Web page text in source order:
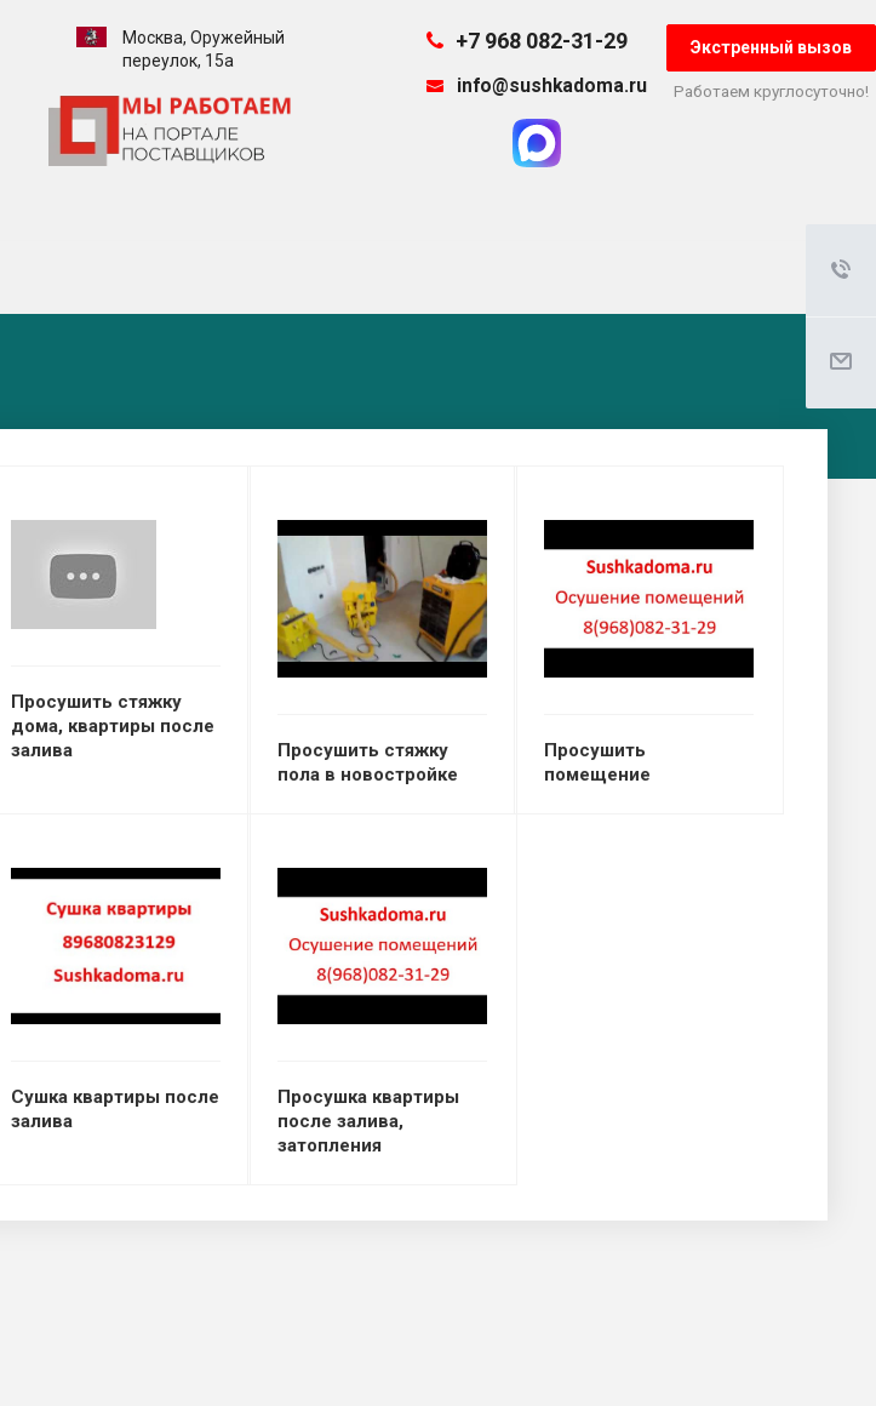
Москва, Оружейный
переулок, 15а
+7 968 082-31-29
info@sushkadoma.ru
Экстренный вызов
Работаем круглосуточно!
Просушить стяжку
дома, квартиры после
залива
Просушить стяжку
пола в новостройке
Просушить
помещение
Сушка квартиры после
залива
Просушка квартиры
после залива,
затопления